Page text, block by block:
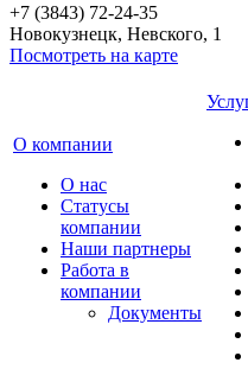
+7 (3843) 72-24-35
Новокузнецк, Невского, 1
Посмотреть на карте
О компании
О нас
Cтатусы
компании
Наши партнеры
Работа в
компании
Документы